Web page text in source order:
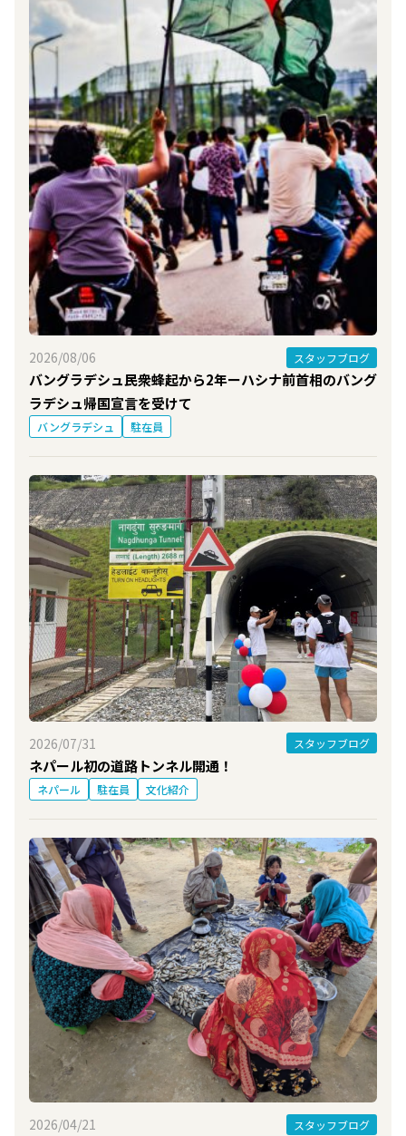
2026/08/06 スタッフブログ
バングラデシュ民衆蜂起から2年ーハシナ前首相のバング
ラデシュ帰国宣言を受けて
バングラデシュ 駐在員
2026/07/31 スタッフブログ
ネパール初の道路トンネル開通！
ネパール 駐在員 文化紹介
2026/04/21 スタッフブログ